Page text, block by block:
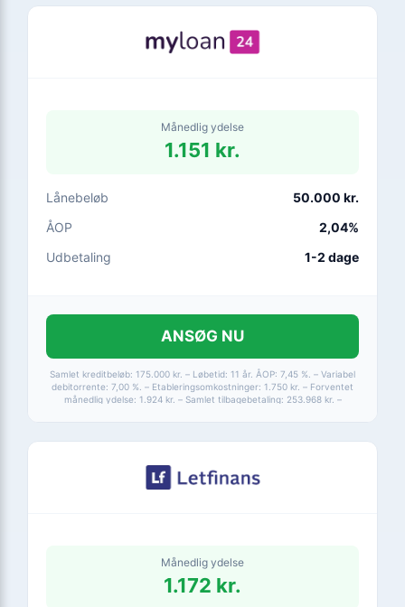
Månedlig ydelse
1.151 kr.
Lånebeløb
50.000 kr.
ÅOP
2,04%
Udbetaling
1-2 dage
ANSØG NU
Samlet kreditbeløb: 175.000 kr. – Løbetid: 11 år. ÅOP: 7,45 %. – Variabel
debitorrente: 7,00 %. – Etableringsomkostninger: 1.750 kr. – Forventet
månedlig ydelse: 1.924 kr. – Samlet tilbagebetaling: 253.968 kr. –
Månedlig ydelse
1.172 kr.